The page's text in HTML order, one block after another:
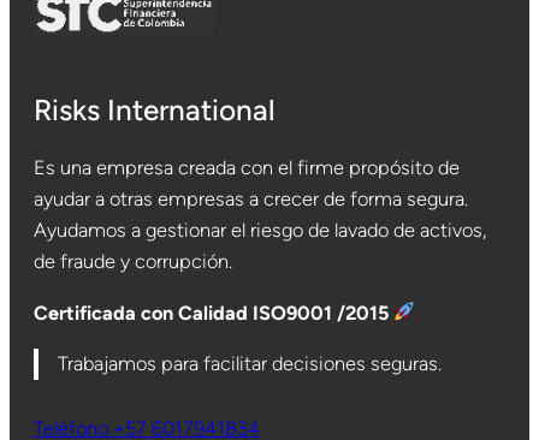
Risks International
Es una empresa creada con el firme propósito de
ayudar a otras empresas a crecer de forma segura.
Ayudamos a gestionar el riesgo de lavado de activos,
de fraude y corrupción.
Certificada con Calidad ISO9001 /2015
Trabajamos para facilitar decisiones seguras.
Teléfono +57 6017941834